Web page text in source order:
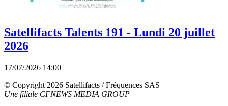
Satellifacts Talents 191 - Lundi 20 juillet
2026
17/07/2026 14:00
© Copyright 2026 Satellifacts / Fréquences SAS
Une filiale CFNEWS MEDIA GROUP